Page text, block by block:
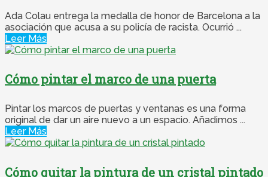
Ada Colau entrega la medalla de honor de Barcelona a la
asociación que acusa a su policía de racista. Ocurrió ...
Leer Más
Cómo pintar el marco de una puerta
Pintar los marcos de puertas y ventanas es una forma
original de dar un aire nuevo a un espacio. Añadimos ...
Leer Más
Cómo quitar la pintura de un cristal pintado